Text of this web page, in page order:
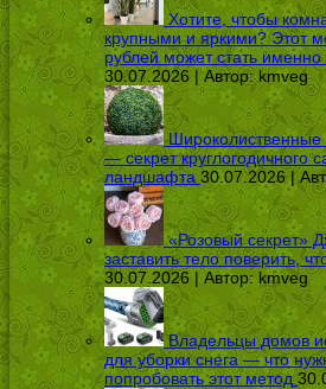
Хотите, чтобы
крупными и яркими? Этот
рублей может стать
30.07.2026 | Автор: kmveg
Широколиственные
— секрет круглогодичного
ландшафта 30.07.2026 |
«Розовый секрет»
заставить тело поверить,
30.07.2026 | Автор: kmveg
Владельцы домов
для уборки снега — что
попробовать этот метод